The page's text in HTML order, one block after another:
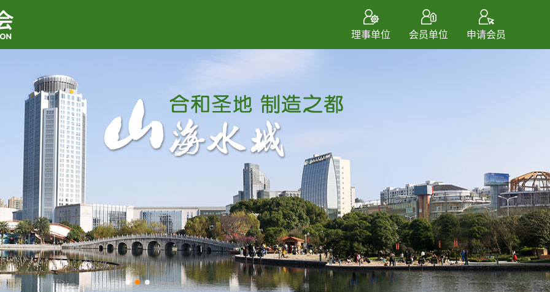
理事单位 会员单位 申请会员